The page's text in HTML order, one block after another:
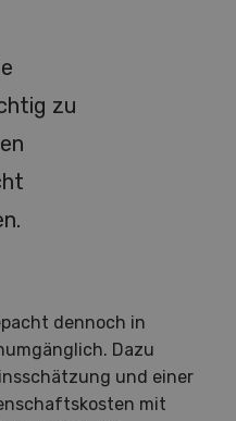
zu
dennoch in
Dazu
und einer
mit